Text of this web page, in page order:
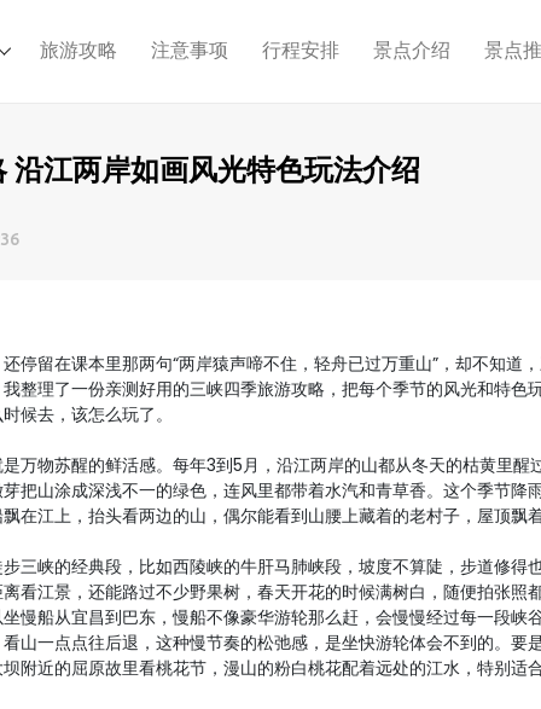
旅游攻略 注意事项 行程安排 景点介绍 景点
沿江两岸如画风光特色玩法介绍
停留在课本里那两句“两岸猿声啼不住，轻舟已过万重山”，却不知道
整理了一份亲测好用的三峡四季旅游攻略，把每个季节的风光和特色
候去，该怎么玩了。
万物苏醒的鲜活感。每年3到5月，沿江两岸的山都从冬天的枯黄里醒
把山涂成深浅不一的绿色，连风里都带着水汽和青草香。这个季节降
在江上，抬头看两边的山，偶尔能看到山腰上藏着的老村子，屋顶飘
三峡的经典段，比如西陵峡的牛肝马肺峡段，坡度不算陡，步道修得
看江景，还能路过不少野果树，春天开花的时候满树白，随便拍张照
慢船从宜昌到巴东，慢船不像豪华游轮那么赶，会慢慢经过每一段峡
山一点点往后退，这种慢节奏的松弛感，是坐快游轮体会不到的。要
附近的屈原故里看桃花节，漫山的粉白桃花配着远处的江水，特别适